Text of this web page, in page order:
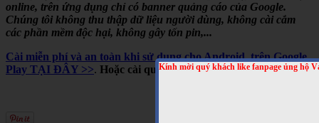
Kính mời quý khách like fanpage ủng hộ
online, trên ứng dụng chỉ có banner quảng cáo của Google.
Chúng tôi không thu thập dữ liệu người dùng, không cài cắm
các phần mềm độc hại, không gây tốn pin,...
Cài miễn phí và an toàn khi sử dụng cho Android, trên Google
Play TẠI ĐÂY >>. Hoặc cài qua mã QRCODE sau